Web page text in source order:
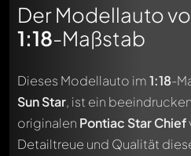
Der Modellauto
1:18-Maßstab
Dieses Modellauto im1:18-
Sun Star, ist ein
originalen Pontiac Star Chief
Detailtreue und Qualität